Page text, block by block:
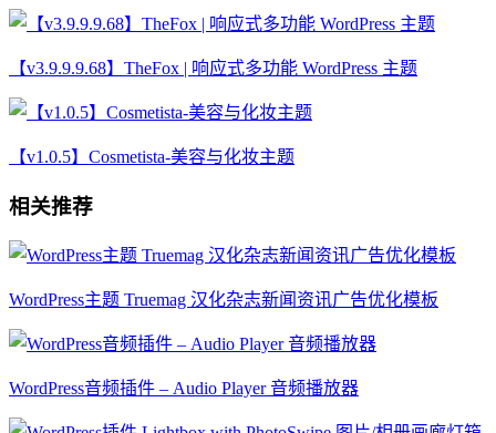
【v3.9.9.9.68】TheFox | 响应式多功能 WordPress 主题
【v1.0.5】Cosmetista-美容与化妆主题
相关推荐
WordPress主题 Truemag 汉化杂志新闻资讯广告优化模板
WordPress音频插件 – Audio Player 音频播放器